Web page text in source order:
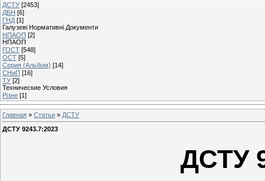
ДСТУ [2453]
ДБН [6]
ГНД [1]
Галузеві Нормативні Документи
НПАОП [2]
НПАОП
ГОСТ [548]
ОСТ [5]
Серия (Альбом) [14]
СНиП [16]
ТУ [2]
Технические Условия
Різне [1]
Главная » Статьи » ДСТУ
ДСТУ 9243.7:2023
ДСТУ